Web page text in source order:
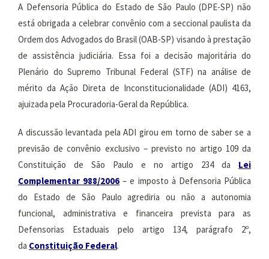
A Defensoria Pública do Estado de São Paulo (DPE-SP) não
está obrigada a celebrar convênio com a seccional paulista da
Ordem dos Advogados do Brasil (OAB-SP) visando à prestação
de assistência judiciária. Essa foi a decisão majoritária do
Plenário do Supremo Tribunal Federal (STF) na análise de
mérito da Ação Direta de Inconstitucionalidade (ADI) 4163,
ajuizada pela Procuradoria-Geral da República.
A discussão levantada pela ADI girou em torno de saber se a
previsão de convênio exclusivo – previsto no artigo 109 da
Constituição de São Paulo e no artigo 234 da Lei
Complementar 988/2006 – e imposto à Defensoria Pública
do Estado de São Paulo agrediria ou não a autonomia
funcional, administrativa e financeira prevista para as
Defensorias Estaduais pelo artigo 134, parágrafo 2º,
da Constituição Federal.